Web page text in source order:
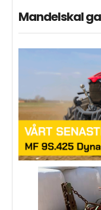
Mandelskal